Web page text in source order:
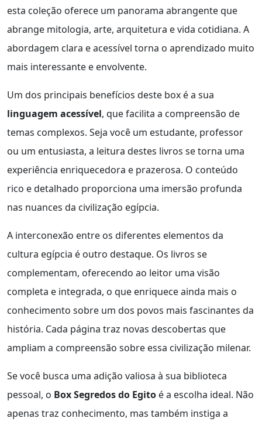
esta coleção oferece um panorama abrangente que
abrange mitologia, arte, arquitetura e vida cotidiana. A
abordagem clara e acessível torna o aprendizado muito
mais interessante e envolvente.
Um dos principais benefícios deste box é a sua
linguagem acessível, que facilita a compreensão de
temas complexos. Seja você um estudante, professor
ou um entusiasta, a leitura destes livros se torna uma
experiência enriquecedora e prazerosa. O conteúdo
rico e detalhado proporciona uma imersão profunda
nas nuances da civilização egípcia.
A interconexão entre os diferentes elementos da
cultura egípcia é outro destaque. Os livros se
complementam, oferecendo ao leitor uma visão
completa e integrada, o que enriquece ainda mais o
conhecimento sobre um dos povos mais fascinantes da
história. Cada página traz novas descobertas que
ampliam a compreensão sobre essa civilização milenar.
Se você busca uma adição valiosa à sua biblioteca
pessoal, o Box Segredos do Egito é a escolha ideal. Não
apenas traz conhecimento, mas também instiga a